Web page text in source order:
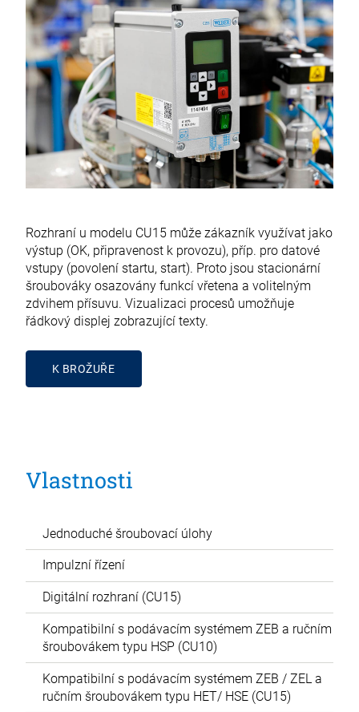
Rozhraní u modelu CU15 může zákazník využívat jako
výstup (OK, připravenost k provozu), příp. pro datové
vstupy (povolení startu, start). Proto jsou stacionární
šroubováky osazovány funkcí vřetena a volitelným
zdvihem přísuvu. Vizualizaci procesů umožňuje
řádkový displej zobrazující texty.
K BROŽUŘE
Vlastnosti
Jednoduché šroubovací úlohy
Impulzní řízení
Digitální rozhraní (CU15)
Kompatibilní s podávacím systémem ZEB a ručním
šroubovákem typu HSP (CU10)
Kompatibilní s podávacím systémem ZEB / ZEL a
ručním šroubovákem typu HET/ HSE (CU15)